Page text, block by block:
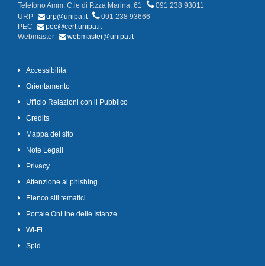
Telefono Amm. C.le di P.zza Marina, 61
091 238 93011
URP
urp@unipa.it
091 238 93666
PEC
pec@cert.unipa.it
Webmaster
webmaster@unipa.it
Accessibilità
Orientamento
Ufficio Relazioni con il Pubblico
Credits
Mappa del sito
Note Legali
Privacy
Attenzione al phishing
Elenco siti tematici
Portale OnLine delle Istanze
Wi-Fi
Spid